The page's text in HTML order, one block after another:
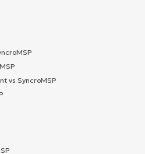
vs SyncroMSP